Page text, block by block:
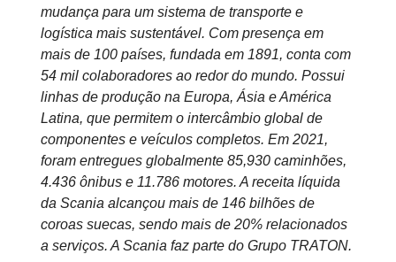
mudança para um sistema de transporte e
logística mais sustentável. Com presença em
mais de 100 países, fundada em 1891, conta com
54 mil colaboradores ao redor do mundo. Possui
linhas de produção na Europa, Ásia e América
Latina, que permitem o intercâmbio global de
componentes e veículos completos. Em 2021,
foram entregues globalmente 85,930 caminhões,
4.436 ônibus e 11.786 motores. A receita líquida
da Scania alcançou mais de 146 bilhões de
coroas suecas, sendo mais de 20% relacionados
a serviços. A Scania faz parte do Grupo TRATON.